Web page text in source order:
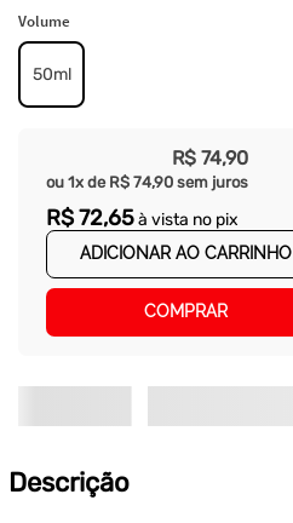
Volume
50ml
R$ 74,90
ou 1x de R$ 74,90 sem juros
R$72,65à vista no pix
ADICIONAR AO CARRINHO
COMPRAR
Descrição